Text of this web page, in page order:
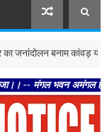
बनाम कांवड़ यात्रा
भवन अमंगल हारी।